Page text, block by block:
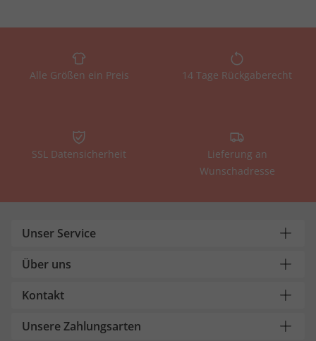
Alle Größen ein Preis 14 Tage Rückgaberecht
SSL Datensicherheit
Lieferung an
Wunschadresse
Unser Service
Über uns
Kontakt
Unsere Zahlungsarten